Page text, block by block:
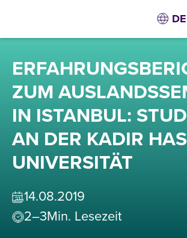
DE
ZUM
IN ISTANBUL:
AN DER KADIR HAS
UNIVERSITÄT
14.08.2019
2–3Min. Lesezeit